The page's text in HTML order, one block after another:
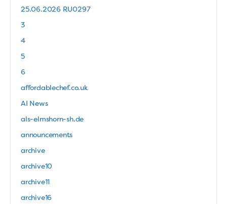
25.06.2026 RU0297
3
4
5
6
affordablechef.co.uk
AI News
als-elmshorn-sh.de
announcements
archive
archive10
archive11
archive16